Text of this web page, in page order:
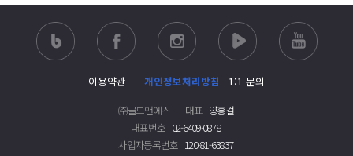
이용약관 개인정보처리방침
1:1 문의
㈜골드앤에스
대표 양홍걸
대표번호 02-6409-0878
사업자등록번호 120-81-63837